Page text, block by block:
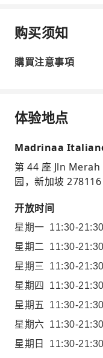
购买须知
購買注意事項
体验地点
Madrinaa
第 44 座 Jln
园，新加坡 278116
开放时间
星期一 11:30-21:30
星期二
11:30-21:30
星期三
11:30-21:30
星期四
11:30-21:30
星期五
11:30-21:30
星期六 11:30-21:30
星期日
11:30-21:30